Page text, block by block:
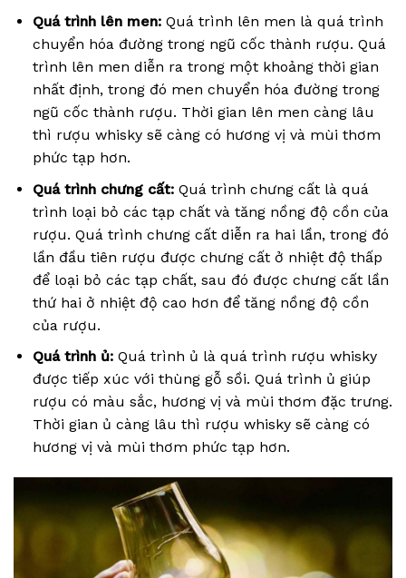
Quá trình lên men:Quá trình lên men là quá trình
chuyển hóa đường trong ngũ cốc thành rượu. Quá
trình lên men diễn ra trong một khoảng thời gian
nhất định, trong đó men chuyển hóa đường trong
ngũ cốc thành rượu. Thời gian lên men càng lâu
thì rượu whisky sẽ càng có hương vị và mùi thơm
phức tạp hơn.
Quá trình chưng cất:Quá trình chưng cất là quá
trình loại bỏ các tạp chất và tăng nồng độ cồn của
rượu. Quá trình chưng cất diễn ra hai lần, trong đó
lần đầu tiên rượu được chưng cất ở nhiệt độ thấp
để loại bỏ các tạp chất, sau đó được chưng cất lần
thứ hai ở nhiệt độ cao hơn để tăng nồng độ cồn
của rượu.
Quá trình ủ:Quá trình ủ là quá trình rượu whisky
được tiếp xúc với thùng gỗ sồi. Quá trình ủ giúp
rượu có màu sắc, hương vị và mùi thơm đặc trưng.
Thời gian ủ càng lâu thì rượu whisky sẽ càng có
hương vị và mùi thơm phức tạp hơn.